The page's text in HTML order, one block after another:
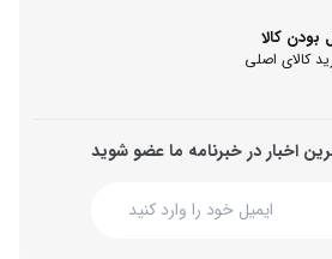
کالا
کالای اصلی
اخبار در خبرنامه ما عضو شوید